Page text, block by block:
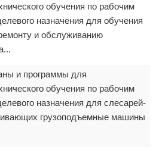
обучения по рабочим
назначения для обучения
и обслуживанию
и программы для
обучения по рабочим
назначения для слесарей-
грузоподъемные машины